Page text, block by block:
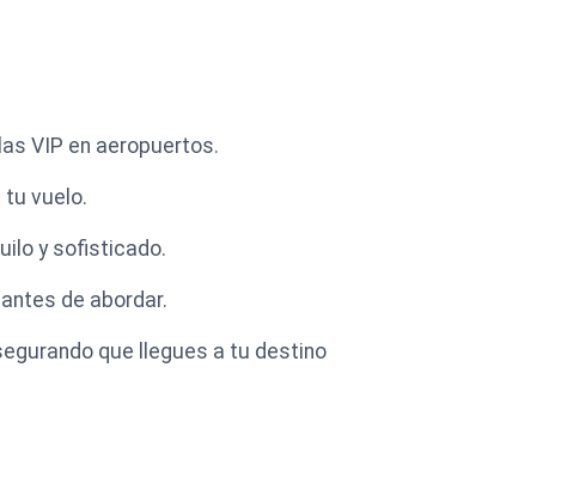
VIP en aeropuertos.
vuelo.
y sofisticado.
de abordar.
que llegues a tu destino